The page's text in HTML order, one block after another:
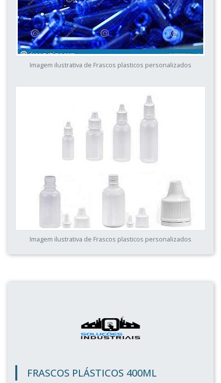
Imagem ilustrativa de Frascos plasticos personalizados
Imagem ilustrativa de Frascos plasticos personalizados
FRASCOS PLÁSTICOS 400ML